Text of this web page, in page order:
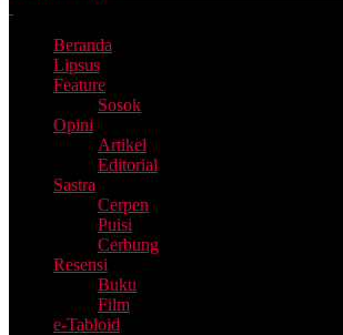
Beranda
Lipsus
Feature
Sosok
Opini
Artikel
Editorial
Sastra
Cerpen
Puisi
Cerbung
Resensi
Buku
Film
e-Tabloid